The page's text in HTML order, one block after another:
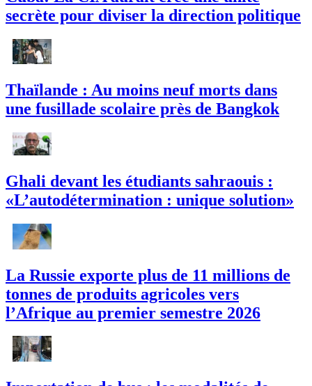
secrète pour diviser la direction politique
Thaïlande : Au moins neuf morts dans
une fusillade scolaire près de Bangkok
Ghali devant les étudiants sahraouis :
«L’autodétermination : unique solution»
La Russie exporte plus de 11 millions de
tonnes de produits agricoles vers
l’Afrique au premier semestre 2026